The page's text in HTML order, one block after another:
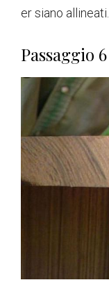
er siano allineati.
Passaggio 6